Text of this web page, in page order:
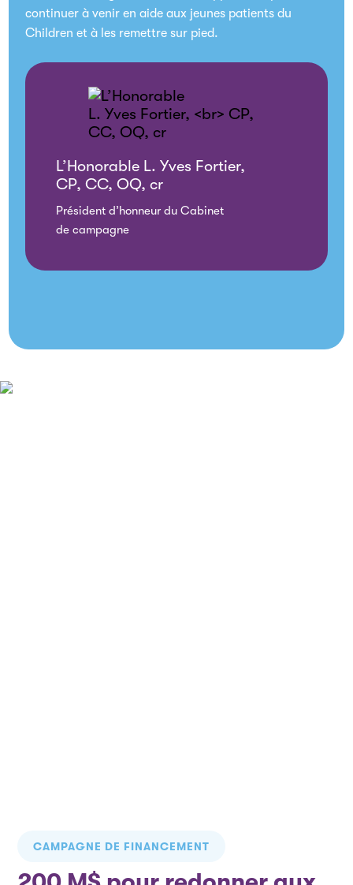
continuer à venir en aide aux jeunes patients du
Children et à les remettre sur pied.
L’Honorable L. Yves Fortier,
CP, CC, OQ, cr
Président d’honneur du Cabinet
de campagne
CAMPAGNE DE FINANCEMENT